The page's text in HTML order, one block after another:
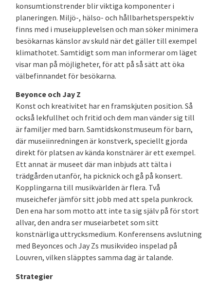
konsumtionstrender blir viktiga komponenter i
planeringen. Miljö-, hälso- och hållbarhetsperspektiv
finns med i museiupplevelsen och man söker minimera
besökarnas känslor av skuld när det gäller till exempel
klimathotet. Samtidigt som man informerar om läget
visar man på möjligheter, för att på så sätt att öka
välbefinnandet för besökarna.
Beyonce och Jay Z
Konst och kreativitet har en framskjuten position. Så
också lekfullhet och fritid och dem man vänder sig till
är familjer med barn. Samtidskonstmuseum för barn,
där museiinredningen är konstverk, speciellt gjorda
direkt för platsen av kända konstnärer är ett exempel.
Ett annat är museet där man inbjuds att tälta i
trädgården utanför, ha picknick och gå på konsert.
Kopplingarna till musikvärlden är flera. Två
museichefer jämför sitt jobb med att spela punkrock.
Den ena har som motto att inte ta sig själv på för stort
allvar, den andra ser museiarbetet som sitt
konstnärliga uttrycksmedium. Konferensens avslutning
med Beyonces och Jay Zs musikvideo inspelad på
Louvren, vilken släpptes samma dag är talande.
Strategier